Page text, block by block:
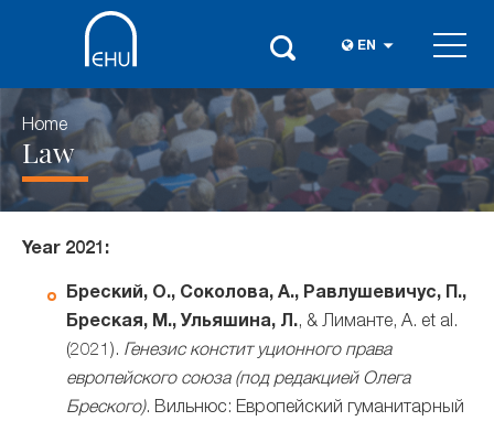
EN
Home
Law
Year 2021:
Бреский, О., Соколова, А., Равлушевичус, П.,
Бреская, М., Ульяшина, Л., & Лиманте, А. et al.
(2021). Генезис констит уционного права
европейского союза (под редакцией Олега
Бреского). Вильнюс: Европейский гуманитарный